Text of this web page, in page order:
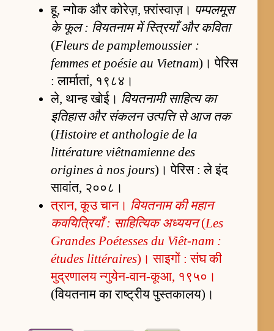
हू, न्गोक और कोरेज़, फ़्रांस्वाज़। पम्पलमूस
के फूल : वियतनाम में स्त्रियाँ और कविता
(Fleurs de pamplemoussier :
femmes et poésie au Vietnam)। पेरिस
: लार्मातां, १९८४।
ले, थान्ह खोई। वियतनामी साहित्य का
इतिहास और संकलन उत्पत्ति से आज तक
(Histoire et anthologie de la
littérature viêtnamienne des
origines à nos jours)। पेरिस : ले इंद
सावांत, २००८।
त्रान, कूउ चान। वियतनाम की महान
कवयित्रियाँ : साहित्यिक अध्ययन(Les
Grandes Poétesses du Viêt-nam :
études littéraires)। साइगों : संघ की
मुद्रणालय न्गुयेन-वान-कूआ, १९५०।
(वियतनाम का राष्ट्रीय पुस्तकालय)।